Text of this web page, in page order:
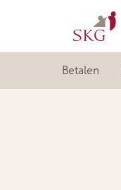
Betalen